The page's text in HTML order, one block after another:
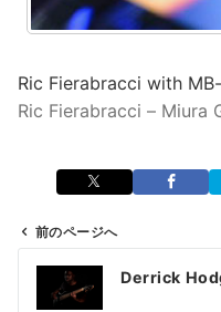
Ric Fierabracci with
Ric Fierabracci – Miura
前のページへ
Derrick